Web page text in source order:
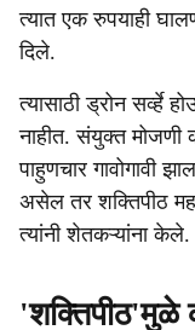
त्यात एक रुपयाही
दिले.
त्यासाठी ड्रोन सर्व्हे
नाहीत. संयुक्त मोजणी
पाहुणचार गावोगावी
असेल तर शक्तिपीठ
त्यांनी शेतकऱ्यांना केले.
'शक्तिपीठ'मुळे